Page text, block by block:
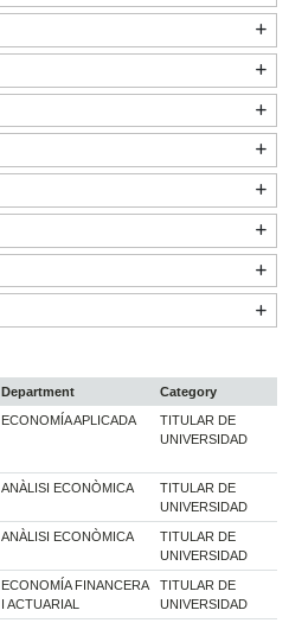
Department
Category
ECONOMÍA APLICADA
TITULAR DE
UNIVERSIDAD
ANÀLISI ECONÒMICA
TITULAR DE
UNIVERSIDAD
ANÀLISI ECONÒMICA
TITULAR DE
UNIVERSIDAD
ECONOMÍA FINANCERA
I ACTUARIAL
TITULAR DE
UNIVERSIDAD